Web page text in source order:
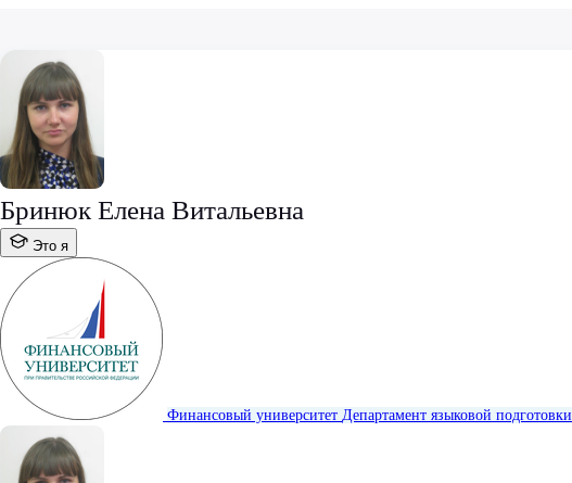
Бринюк Елена Витальевна
Это я
Финансовый университет Департамент языковой подготовки